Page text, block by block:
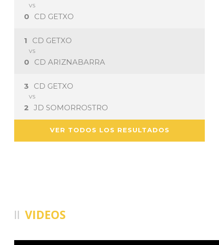
VS
0 CD GETXO
CD GETXO
1
VS
0 CD ARIZNABARRA
CD GETXO
3
VS
2 JD SOMORROSTRO
VER TODOS LOS RESULTADOS
VIDEOS